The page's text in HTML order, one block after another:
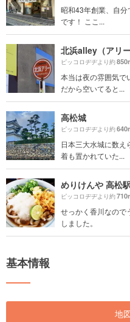
昭和43年創業、自
です！ ここ...
北浜alley（アリー
ピッコロヂヂより約
本当は夜の雰囲気で
だから空いてると...
高松城
ピッコロヂヂより約
日本三大水城に数
着も置かれていた...
めりけんや 高松
ピッコロヂヂより約
せっかく香川なので
しました。
基本情報
地